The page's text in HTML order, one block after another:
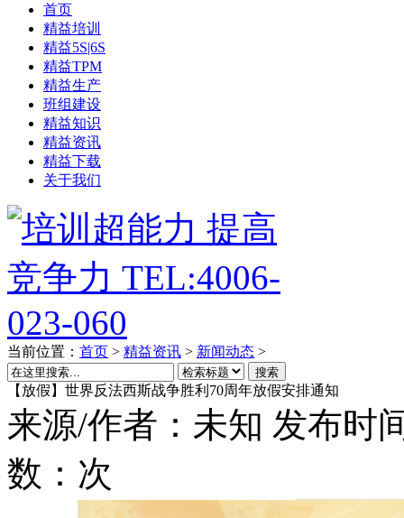
首页
精益培训
精益5S|6S
精益TPM
精益生产
班组建设
精益知识
精益资讯
精益下载
关于我们
当前位置： 首页 > 精益资讯 > 新闻动态 >
搜索
【放假】世界反法西斯战争胜利70周年放假安排通知
来源/作者： 未知 发布时
数： 次